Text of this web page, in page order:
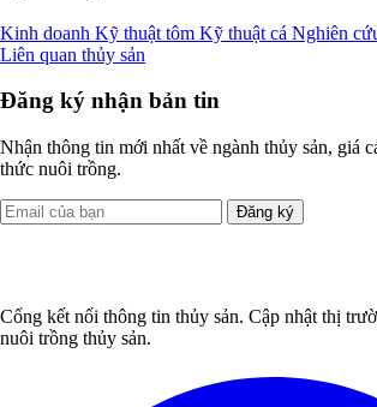
Kinh doanh Kỹ thuật tôm Kỹ thuật cá Nghiên
Liên quan thủy sản
Đăng ký nhận bản tin
Nhận thông tin mới nhất về ngành thủy sản, giá
thức nuôi trồng.
Đăng ký
Cổng kết nối thông tin thủy sản. Cập nhật thị
nuôi trồng thủy sản.